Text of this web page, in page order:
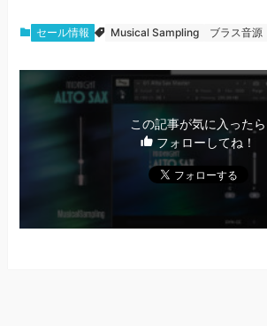
セール情報 Musical Sampling ブラス音源
この記事が気に入ったら
フォローしてね！